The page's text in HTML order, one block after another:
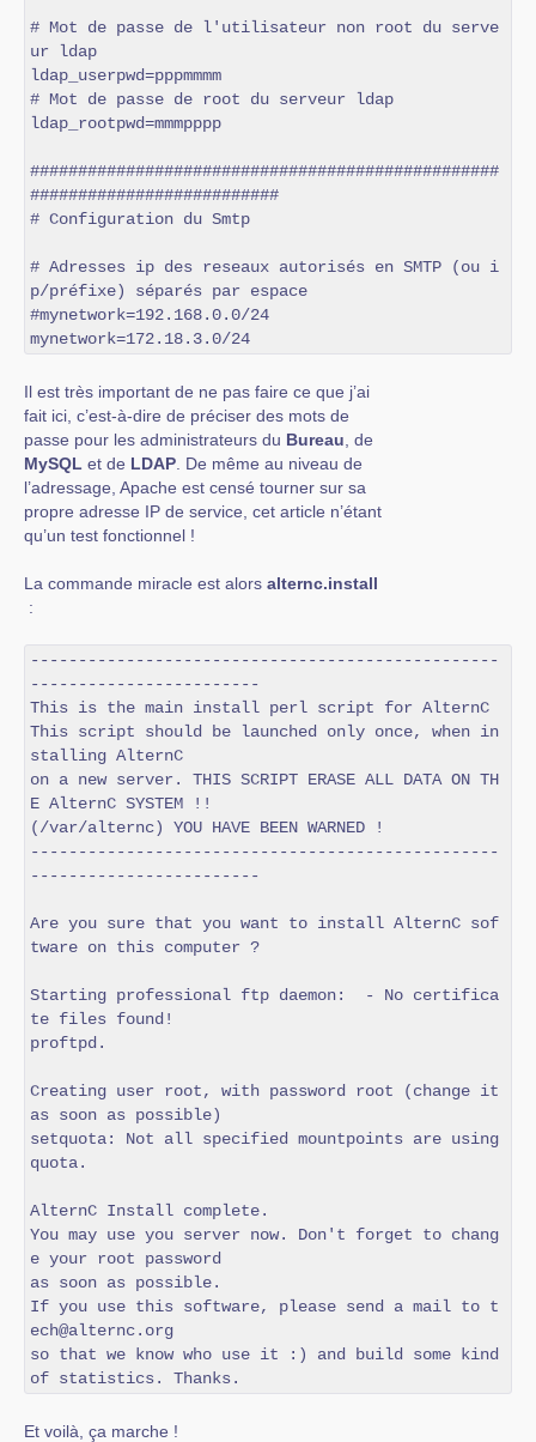
# Mot de passe de l'utilisateur non root du serve
ur ldap
ldap_userpwd=pppmmmm
# Mot de passe de root du serveur ldap
ldap_rootpwd=mmmpppp
#################################################
##########################
# Configuration du Smtp
# Adresses ip des reseaux autorisés en SMTP (ou i
p/préfixe) séparés par espace
#mynetwork=192.168.0.0/24
mynetwork=172.18.3.0/24
Il est très important de ne pas faire ce que j’ai
fait ici, c’est-à-dire de préciser des mots de
passe pour les administrateurs du Bureau , de
MySQL et de LDAP . De même au niveau de
l’adressage, Apache est censé tourner sur sa
propre adresse IP de service, cet article n’étant
qu’un test fonctionnel !
La commande miracle est alors alternc.install
:
-------------------------------------------------
------------------------
This is the main install perl script for AlternC
This script should be launched only once, when in
stalling AlternC
on a new server. THIS SCRIPT ERASE ALL DATA ON TH
E AlternC SYSTEM !!
(/var/alternc) YOU HAVE BEEN WARNED !
-------------------------------------------------
------------------------
Are you sure that you want to install AlternC sof
tware on this computer ?
Starting professional ftp daemon:  - No certifica
te files found!
proftpd.
Creating user root, with password root (change it
as soon as possible)
setquota: Not all specified mountpoints are using
quota.
AlternC Install complete.
You may use you server now. Don't forget to chang
e your root password
as soon as possible.
If you use this software, please send a mail to t
ech@alternc.org
so that we know who use it :) and build some kind
of statistics. Thanks.
Et voilà, ça marche !